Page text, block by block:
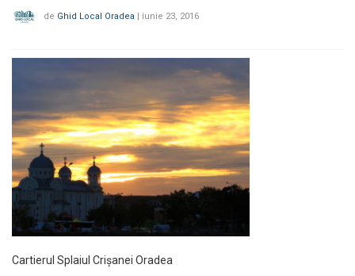
de Ghid Local Oradea | iunie 23, 2016
Cartierul Splaiul Crișanei Oradea